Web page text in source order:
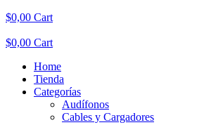
$0,00 Cart
$0,00 Cart
Home
Tienda
Categorías
Audífonos
Cables y Cargadores